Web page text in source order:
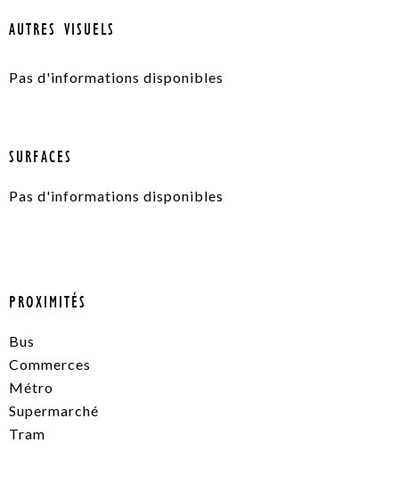
AUTRES VISUELS
Pas d'informations disponibles
SURFACES
Pas d'informations disponibles
PROXIMITÉS
Bus
Commerces
Métro
Supermarché
Tram